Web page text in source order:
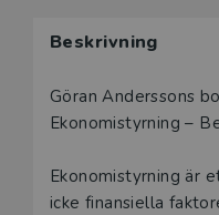
Beskrivning
Göran Anderssons
Ekonomistyrning –
Ekonomistyrning är
icke finansiella